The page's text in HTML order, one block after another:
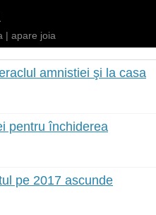
| apare joia
amnistiei şi la casa
pentru închiderea
pe 2017 ascunde